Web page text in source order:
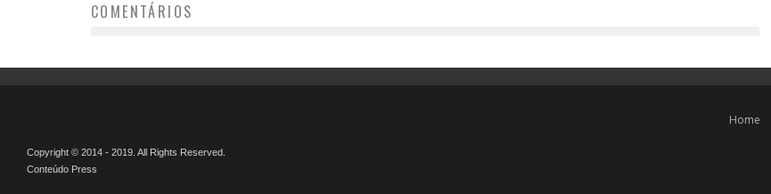
COMENTÁRIOS
Home
Copyright © 2014 - 2019. All Rights Reserved.
Conteúdo Press